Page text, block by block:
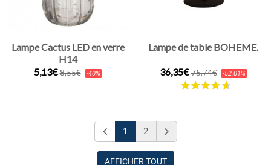
Lampe Cactus LED en verre
H14
5,13€8,55€ -40%
Lampe de table BOHEME.
36,35€75,74€ -52.01%
1 2
AFFICHER TOUT